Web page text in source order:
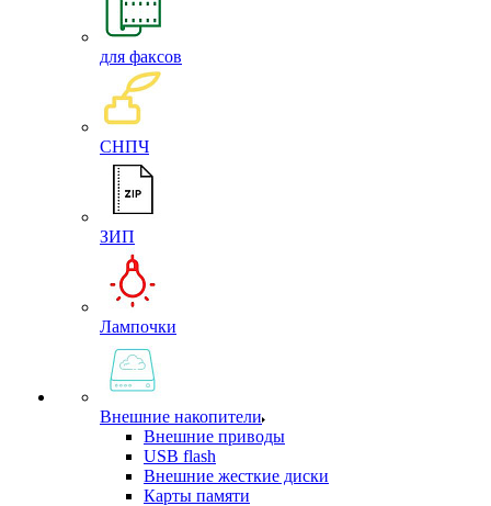
для факсов
СНПЧ
ЗИП
Лампочки
Внешние накопители
Внешние приводы
USB flash
Внешние жесткие диски
Карты памяти